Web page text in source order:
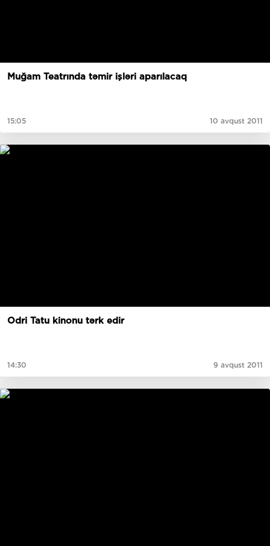
Muğam Teatrında təmir işləri aparılacaq
15:05 10 avqust 2011
Odri Tatu kinonu tərk edir
14:30 9 avqust 2011